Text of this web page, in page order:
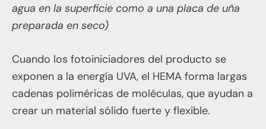
agua en la superficie como a una placa de uña
preparada en seco)
Cuando los fotoiniciadores del producto se
exponen a la energía UVA, el HEMA forma largas
cadenas poliméricas de moléculas, que ayudan a
crear un material sólido fuerte y flexible.